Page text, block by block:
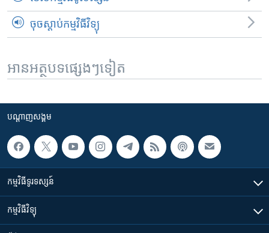
ចុចស្តាប់កម្មវិធីវិទ្យុ
អានអត្ថបទផ្សេងៗទៀត
បណ្តាញ​សង្គម
កម្មវិធី​ទូរទស្សន៍
កម្មវិធី​វិទ្យុ